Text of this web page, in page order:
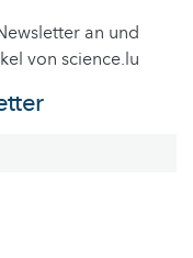
an und
von science.lu